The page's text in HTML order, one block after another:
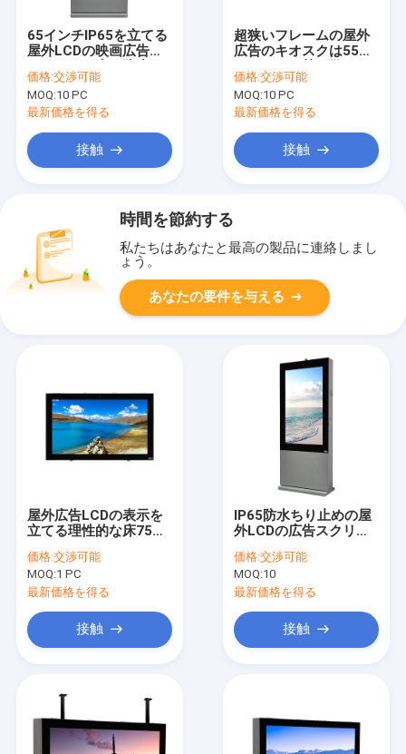
65インチIP65を立てる
屋外LCDの映画広告の
る
価格:交渉可能
MOQ:10 PC
最新価格を得る
接触
超狭いフレームの屋外
広告のキオスクは55イ
価格:交渉可能
MOQ:10 PC
最新価格を得る
接触
時間を節約する
私たちはあなたと最高の製品に連絡しまし
ょう。
あなたの要件を与える
屋外広告LCDの表示を
立てる理性的な床75イ
価格:交渉可能
MOQ:1 PC
最新価格を得る
接触
IP65防水ちり止めの屋
外LCDの広告スクリー
価格:交渉可能
MOQ:10
最新価格を得る
接触